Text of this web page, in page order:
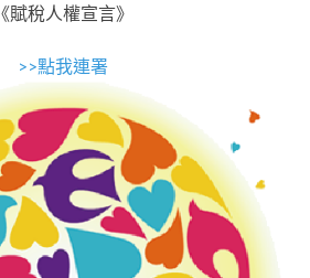
《賦稅人權宣言》
>>點我連署